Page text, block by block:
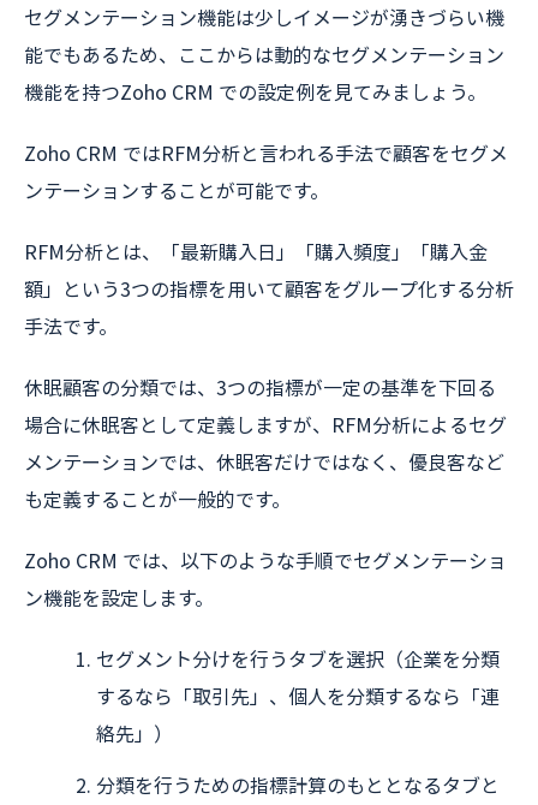
セグメンテーション機能は少しイメージが湧きづらい機
能でもあるため、ここからは動的なセグメンテーション
機能を持つZoho CRM での設定例を見てみましょう。
Zoho CRM ではRFM分析と言われる手法で顧客をセグメ
ンテーションすることが可能です。
RFM分析とは、「最新購入日」「購入頻度」「購入金
額」という3つの指標を用いて顧客をグループ化する分析
手法です。
休眠顧客の分類では、3つの指標が一定の基準を下回る
場合に休眠客として定義しますが、RFM分析によるセグ
メンテーションでは、休眠客だけではなく、優良客など
も定義することが一般的です。
Zoho CRM では、以下のような手順でセグメンテーショ
ン機能を設定します。
セグメント分けを行うタブを選択（企業を分類
するなら「取引先」、個人を分類するなら「連
絡先」）
分類を行うための指標計算のもととなるタブと